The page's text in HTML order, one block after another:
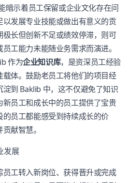
暗示着员工保留或企业文化存在问
发展专业技能或做出有意义的贡
长但创新不足或绩效停滞，则可
工能力未能随业务需求而演进。
作为企业知识库，是资深员工经验
体。鼓励老员工将他们的项目经
到 Baklib 中，这不仅避免了知识
员工和成长中的员工提供了宝贵
员工都能感受到持续成长的价
献智慧。
发展
工转入新岗位、获得晋升或完成